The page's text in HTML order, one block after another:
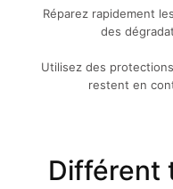
Réparez rapidement
des
Utilisez des
restent en
Différent